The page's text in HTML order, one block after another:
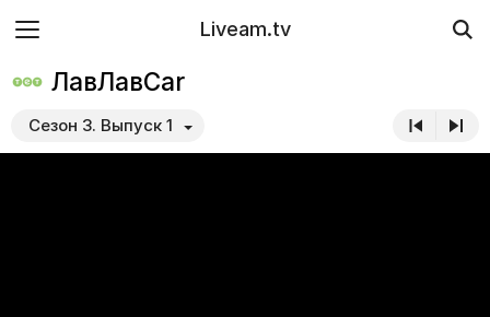
Liveam.tv
ЛавЛавCar
Сезон 3. Выпуск 1